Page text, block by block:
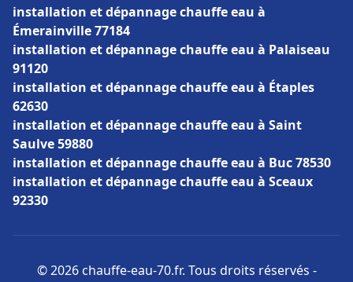
installation et dépannage chauffe eau à
Émerainville 77184
installation et dépannage chauffe eau à Palaiseau
91120
installation et dépannage chauffe eau à Étaples
62630
installation et dépannage chauffe eau à Saint
Saulve 59880
installation et dépannage chauffe eau à Buc 78530
installation et dépannage chauffe eau à Sceaux
92330
© 2026 chauffe-eau-70.fr. Tous droits réservés -